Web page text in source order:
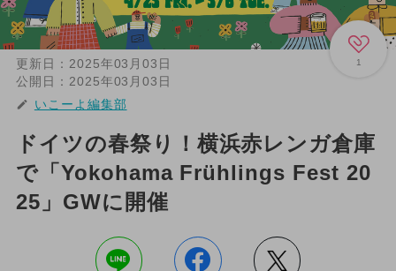
1
更新日： 2025年03月03日
公開日： 2025年03月03日
いこーよ編集部
ドイツの春祭り！横浜赤レンガ倉庫
で「Yokohama Frühlings Fest 20
25」GWに開催